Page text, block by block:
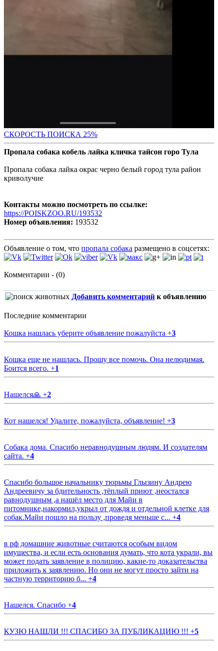
СКОРОСТЬ ПОИСКА 25%
Пропала собака кобель лайка кличка тайсон горо Тула
Пропала собака лайка окрас черно белый город тула район
криволучие
Контакты можно посмотреть по ссылке:
https://POISKZOO.RU/193532
Номер объявления: 193532
Объявление о том, что пропала собака размещено в соцсетях:
Комментарии - (0)
Добавить комментарий к объявлению
Последние комментарии
Кошка нашлась уберите объявление пожалуйста +3
Кошка еще не нашлась. Прошу все помочь. Она нелюдимая.
Боится всего. +1
Нашелся🙏 +2
Кот нашелся! Удалите, пожалуйста, объявление! +3
Собака дома. Спасибо неравнодушным людям. И создателям
сайта. +4
Спасибо большое начальнику тюрьмы Глызину Андрею
Андреевичу за бдительность ,тёплый приют ,неостался
равнодушным ,а нашёл место для Майи в
питомнике,накормил,укрыл от дождя и отдельной клетке для
собак.Майи пошло на пользу ,проведя меньше с... +4
в рф домашние животные считаются особым видом
имущества, и если есть основания думать, что кота украли, вы
может подать заявление в полицию, какие-то доказательства
приложить к заявлению. Но они не могут просто зайти на
частную территорию б... +4
Нашелся. Спасибо +4
КУЗЮ НАШЛИ !!! СПАСИБО ЗА ПУБЛИКАЦИЮ !!! +5